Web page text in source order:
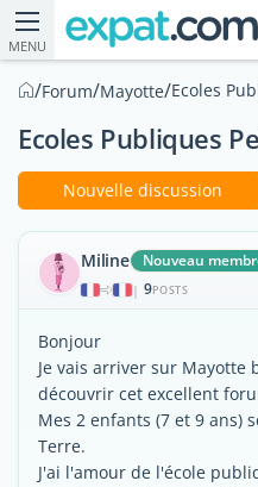
MENU
/Forum/Mayotte/Ecoles
Ecoles Publiques
Nouvelle discussion
Miline Nouveau
| 9POSTS
Bonjour
Je vais arriver sur Mayotte
découvrir cet excellent
Mes 2 enfants (7 et 9 ans)
Terre.
J'ai l'amour de l'école